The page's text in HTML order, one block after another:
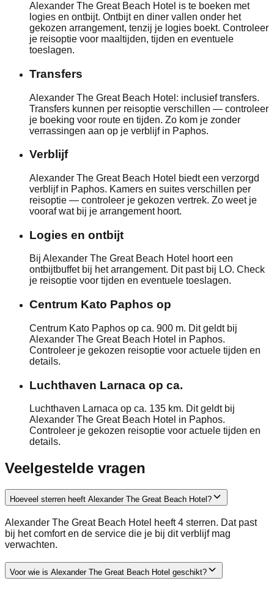
Alexander The Great Beach Hotel is te boeken met
logies en ontbijt. Ontbijt en diner vallen onder het
gekozen arrangement, tenzij je logies boekt. Controleer
je reisoptie voor maaltijden, tijden en eventuele
toeslagen.
Transfers
Alexander The Great Beach Hotel: inclusief transfers.
Transfers kunnen per reisoptie verschillen — controleer
je boeking voor route en tijden. Zo kom je zonder
verrassingen aan op je verblijf in Paphos.
Verblijf
Alexander The Great Beach Hotel biedt een verzorgd
verblijf in Paphos. Kamers en suites verschillen per
reisoptie — controleer je gekozen vertrek. Zo weet je
vooraf wat bij je arrangement hoort.
Logies en ontbijt
Bij Alexander The Great Beach Hotel hoort een
ontbijtbuffet bij het arrangement. Dit past bij LO. Check
je reisoptie voor tijden en eventuele toeslagen.
Centrum Kato Paphos op
Centrum Kato Paphos op ca. 900 m. Dit geldt bij
Alexander The Great Beach Hotel in Paphos.
Controleer je gekozen reisoptie voor actuele tijden en
details.
Luchthaven Larnaca op ca.
Luchthaven Larnaca op ca. 135 km. Dit geldt bij
Alexander The Great Beach Hotel in Paphos.
Controleer je gekozen reisoptie voor actuele tijden en
details.
Veelgestelde vragen
Hoeveel sterren heeft Alexander The Great Beach Hotel?
Alexander The Great Beach Hotel heeft 4 sterren. Dat past
bij het comfort en de service die je bij dit verblijf mag
verwachten.
Voor wie is Alexander The Great Beach Hotel geschikt?